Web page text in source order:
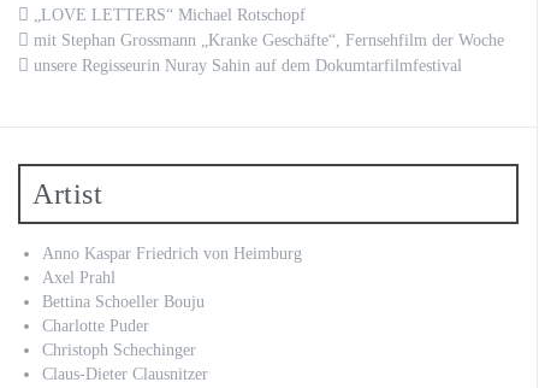
„LOVE LETTERS“ Michael Rotschopf
mit Stephan Grossmann „Kranke Geschäfte“, Fernsehfilm der Woche
unsere Regisseurin Nuray Sahin auf dem Dokumtarfilmfestival
Artist
Anno Kaspar Friedrich von Heimburg
Axel Prahl
Bettina Schoeller Bouju
Charlotte Puder
Christoph Schechinger
Claus-Dieter Clausnitzer